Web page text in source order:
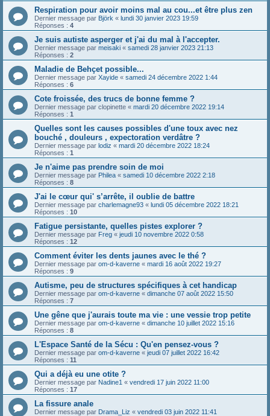
Respiration pour avoir moins mal au cou...et être plus zen
Dernier message par Björk « lundi 30 janvier 2023 19:59
Réponses : 4
Je suis autiste asperger et j'ai du mal à l'accepter.
Dernier message par meisaki « samedi 28 janvier 2023 21:13
Réponses : 2
Maladie de Behçet possible...
Dernier message par Xayide « samedi 24 décembre 2022 1:44
Réponses : 6
Cote froissée, des trucs de bonne femme ?
Dernier message par clopinette « mardi 20 décembre 2022 19:14
Réponses : 1
Quelles sont les causes possibles d'une toux avec nez
bouché , douleurs , expectoration verdâtre ?
Dernier message par lodiz « mardi 20 décembre 2022 18:24
Réponses : 1
Je n'aime pas prendre soin de moi
Dernier message par Philea « samedi 10 décembre 2022 2:18
Réponses : 8
J'ai le cœur qui' s’arrête, il oublie de battre
Dernier message par charlemagne93 « lundi 05 décembre 2022 18:21
Réponses : 10
Fatigue persistante, quelles pistes explorer ?
Dernier message par Freg « jeudi 10 novembre 2022 0:58
Réponses : 12
Comment éviter les dents jaunes avec le thé ?
Dernier message par om-d-kaverne « mardi 16 août 2022 19:27
Réponses : 9
Autisme, peu de structures spécifiques à cet handicap
Dernier message par om-d-kaverne « dimanche 07 août 2022 15:50
Réponses : 7
Une gêne que j'aurais toute ma vie : une vessie trop petite
Dernier message par om-d-kaverne « dimanche 10 juillet 2022 15:16
Réponses : 8
L'Espace Santé de la Sécu : Qu'en pensez-vous ?
Dernier message par om-d-kaverne « jeudi 07 juillet 2022 16:42
Réponses : 11
Qui a déjà eu une otite ?
Dernier message par Nadine1 « vendredi 17 juin 2022 11:00
Réponses : 17
La fissure anale
Dernier message par Drama_Liz « vendredi 03 juin 2022 11:41